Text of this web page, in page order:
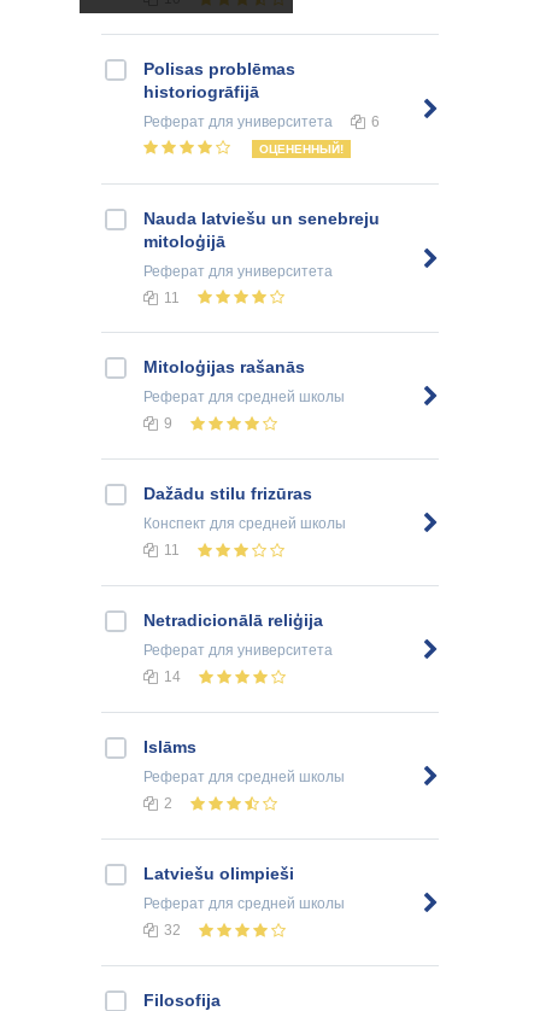
Polisas problēmas
historiogrāfijā
Реферат для университета 6
ОЦЕНЕННЫЙ!
Nauda latviešu un senebreju
mitoloģijā
Реферат для университета
11
Mitoloģijas rašanās
Реферат для средней школы
9
Dažādu stilu frizūras
Конспект для средней школы
11
Netradicionālā reliģija
Реферат для университета
14
Islāms
Реферат для средней школы
2
Latviešu olimpieši
Реферат для средней школы
32
Filosofija